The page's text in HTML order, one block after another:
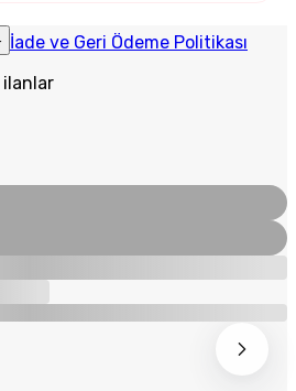
İade ve Geri Ödeme Politikası
ilanlar